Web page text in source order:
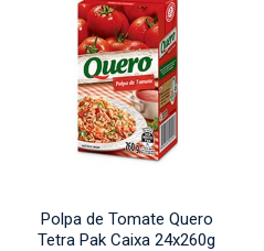
Polpa de Tomate Quero
Tetra Pak Caixa 24x260g